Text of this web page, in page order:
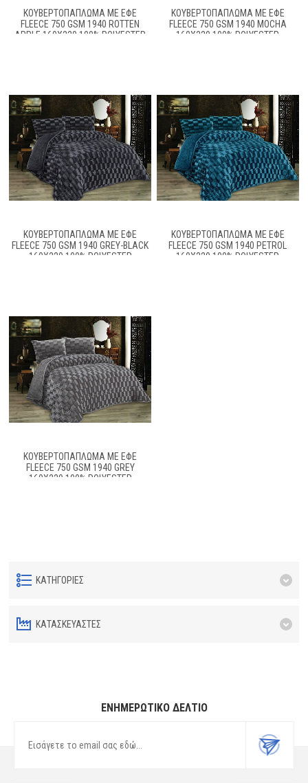
ΚΟΥΒΕΡΤΟΠΆΠΛΩΜΑ ΜΕ ΕΦΈ
FLEECE 750 GSM 1940 ROTTEN
APPLE 160X220 100% POLYESTER
ΚΟΥΒΕΡΤΟΠΆΠΛΩΜΑ ΜΕ ΕΦΈ
FLEECE 750 GSM 1940 MOCHA
160X220 100% POLYESTER
ΚΟΥΒΕΡΤΟΠΆΠΛΩΜΑ ΜΕ ΕΦΈ
FLEECE 750 GSM 1940 GREY-BLACK
160X220 100% POLYESTER
ΚΟΥΒΕΡΤΟΠΆΠΛΩΜΑ ΜΕ ΕΦΈ
FLEECE 750 GSM 1940 PETROL
160X220 100% POLYESTER
ΚΟΥΒΕΡΤΟΠΆΠΛΩΜΑ ΜΕ ΕΦΈ
FLEECE 750 GSM 1940 GREY
160X220 100% POLYESTER
ΚΑΤΗΓΟΡΊΕΣ
ΚΑΤΑΣΚΕΥΑΣΤΈΣ
ΕΝΗΜΕΡΩΤΙΚΌ ΔΕΛΤΊΟ